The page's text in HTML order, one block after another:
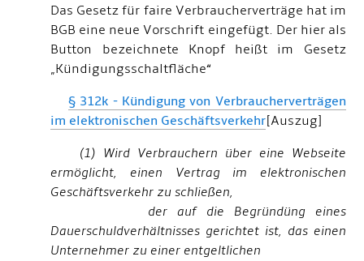
Das Gesetz für faire Verbraucherverträge hat im
BGB eine neue Vorschrift eingefügt. Der hier als
Button bezeichnete Knopf heißt im Gesetz
„Kündigungsschaltfläche“
§ 312k - Kündigung von Verbraucherverträgen
im elektronischen Geschäftsverkehr[Auszug]
(1) Wird Verbrauchern über eine Webseite
ermöglicht, einen Vertrag im elektronischen
Geschäftsverkehr zu schließen,
der auf die Begründüng eines
Dauerschuldverhältnisses gerichtet ist, das einen
Unternehmer zu einer entgeltlichen